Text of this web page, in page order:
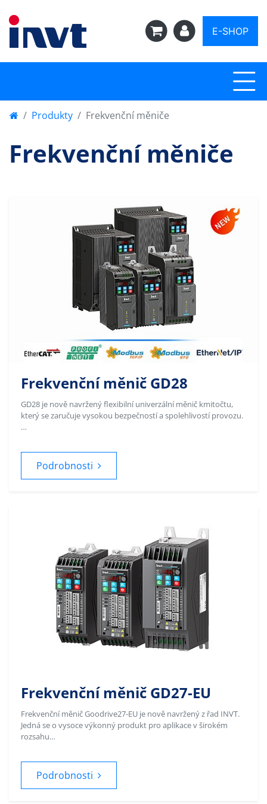
E-SHOP
Produkty Frekvenční měniče
Frekvenční měniče
Frekvenční měnič GD28
GD28 je nově navržený flexibilní univerzální měnič kmitočtu,
který se zaručuje vysokou bezpečností a spolehlivostí provozu.
…
Podrobnosti
Frekvenční měnič GD27-EU
Frekvenční měnič Goodrive27-EU je nově navržený z řad INVT.
Jedná se o vysoce výkonný produkt pro aplikace v širokém
rozsahu…
Podrobnosti